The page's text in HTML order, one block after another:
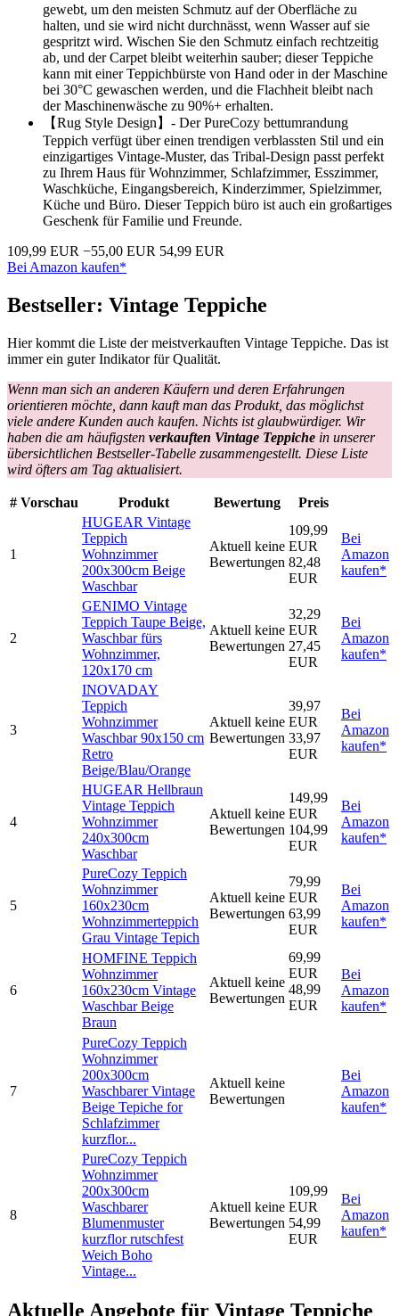
gewebt, um den meisten Schmutz auf der Oberfläche zu
halten, und sie wird nicht durchnässt, wenn Wasser auf sie
gespritzt wird. Wischen Sie den Schmutz einfach rechtzeitig
ab, und der Carpet bleibt weiterhin sauber; dieser Teppiche
kann mit einer Teppichbürste von Hand oder in der Maschine
bei 30°C gewaschen werden, und die Flachheit bleibt nach
der Maschinenwäsche zu 90%+ erhalten.
【Rug Style Design】- Der PureCozy bettumrandung
Teppich verfügt über einen trendigen verblassten Stil und ein
einzigartiges Vintage-Muster, das Tribal-Design passt perfekt
zu Ihrem Haus für Wohnzimmer, Schlafzimmer, Esszimmer,
Waschküche, Eingangsbereich, Kinderzimmer, Spielzimmer,
Küche und Büro. Dieser Teppich büro ist auch ein großartiges
Geschenk für Familie und Freunde.
109,99 EUR −55,00 EUR 54,99 EUR
Bei Amazon kaufen*
Bestseller: Vintage Teppiche
Hier kommt die Liste der meistverkauften Vintage Teppiche. Das ist
immer ein guter Indikator für Qualität.
Wenn man sich an anderen Käufern und deren Erfahrungen
orientieren möchte, dann kauft man das Produkt, das möglichst
viele andere Kunden auch kaufen. Nichts ist glaubwürdiger. Wir
haben die am häufigsten verkauften Vintage Teppiche in unserer
übersichtlichen Bestseller-Tabelle zusammengestellt. Diese Liste
wird öfters am Tag aktualisiert.
# Vorschau Produkt Bewertung Preis
1
HUGEAR Vintage
Teppich
Wohnzimmer
200x300cm Beige
Waschbar
Aktuell keine
Bewertungen
109,99
EUR
82,48
EUR
Bei
Amazon
kaufen*
2
GENIMO Vintage
Teppich Taupe Beige,
Waschbar fürs
Wohnzimmer,
120x170 cm
Aktuell keine
Bewertungen
32,29
EUR
27,45
EUR
Bei
Amazon
kaufen*
3
INOVADAY
Teppich
Wohnzimmer
Waschbar 90x150 cm
Retro
Beige/Blau/Orange
Aktuell keine
Bewertungen
39,97
EUR
33,97
EUR
Bei
Amazon
kaufen*
4
HUGEAR Hellbraun
Vintage Teppich
Wohnzimmer
240x300cm
Waschbar
Aktuell keine
Bewertungen
149,99
EUR
104,99
EUR
Bei
Amazon
kaufen*
5
PureCozy Teppich
Wohnzimmer
160x230cm
Wohnzimmerteppich
Grau Vintage Tepich
Aktuell keine
Bewertungen
79,99
EUR
63,99
EUR
Bei
Amazon
kaufen*
6
HOMFINE Teppich
Wohnzimmer
160x230cm Vintage
Waschbar Beige
Braun
Aktuell keine
Bewertungen
69,99
EUR
48,99
EUR
Bei
Amazon
kaufen*
7
PureCozy Teppich
Wohnzimmer
200x300cm
Waschbarer Vintage
Beige Tepiche for
Schlafzimmer
kurzflor...
Aktuell keine
Bewertungen
Bei
Amazon
kaufen*
8
PureCozy Teppich
Wohnzimmer
200x300cm
Waschbarer
Blumenmuster
kurzflor rutschfest
Weich Boho
Vintage...
Aktuell keine
Bewertungen
109,99
EUR
54,99
EUR
Bei
Amazon
kaufen*
Aktuelle Angebote für Vintage Teppiche